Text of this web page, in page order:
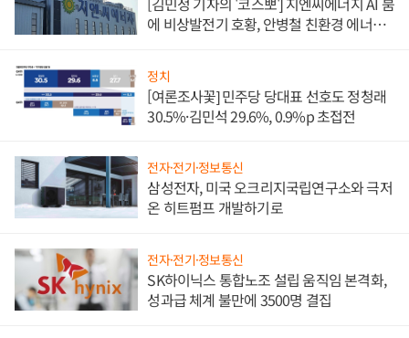
에 비상발전기 호황, 안병철 친환경 에너지
정치
[여론조사꽃] 민주당 당대표 선호도 정청래
30.5%·김민석 29.6%, 0.9%p 초접전
전자·전기·정보통신
삼성전자, 미국 오크리지국립연구소와 극저
온 히트펌프 개발하기로
전자·전기·정보통신
SK하이닉스 통합노조 설립 움직임 본격화,
성과급 체계 불만에 3500명 결집